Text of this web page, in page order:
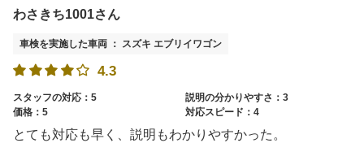
わさきち1001さん
車検を実施した車両 ： スズキ エブリイワゴン
4.3
スタッフの対応：5
説明の分かりやすさ：3
価格：5
対応スピード：4
とても対応も早く、説明もわかりやすかった。